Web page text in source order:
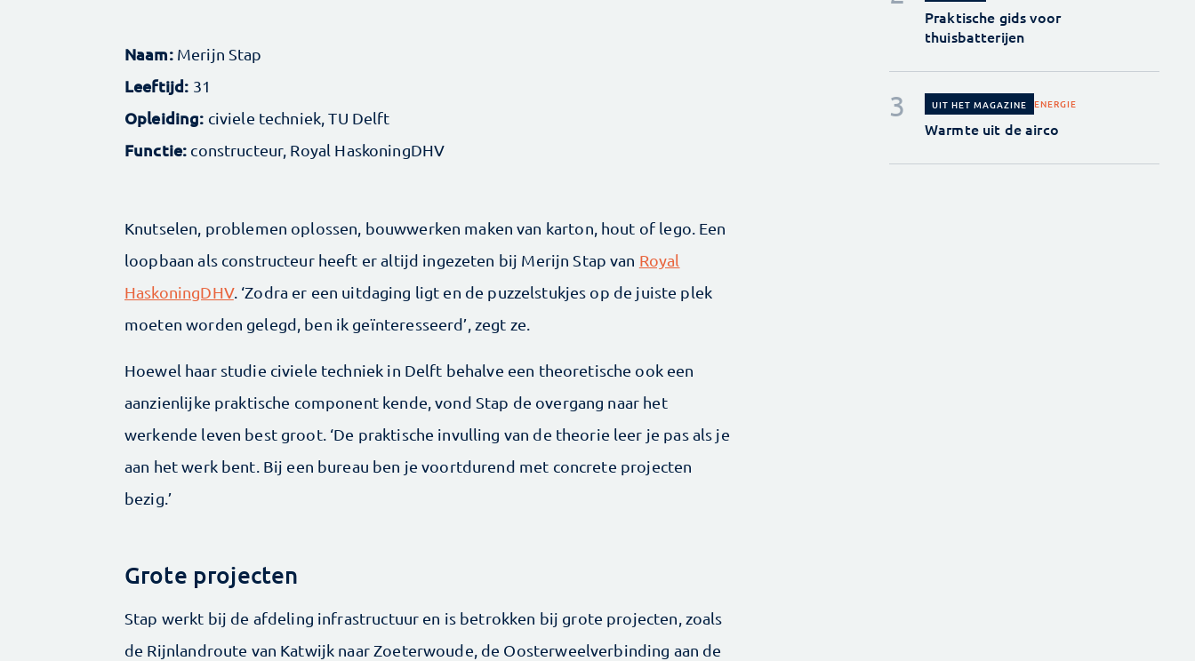
Naam: Merijn Stap
Leeftijd: 31
Opleiding: civiele techniek, TU Delft
Functie: constructeur, Royal HaskoningDHV
Knutselen, problemen oplossen, bouwwerken maken van karton, hout of lego. Een
loopbaan als constructeur heeft er altijd ingezeten bij Merijn Stap van Royal
HaskoningDHV. ‘Zodra er een uitdaging ligt en de puzzelstukjes op de juiste plek
moeten worden gelegd, ben ik geïnteresseerd’, zegt ze.
Hoewel haar studie civiele techniek in Delft behalve een theoretische ook een
aanzien­lijke praktische component kende, vond Stap de overgang naar het
werkende leven best groot. ‘De praktische invulling van de theorie leer je pas als je
aan het werk bent. Bij een bureau ben je voortdurend met concrete projecten
bezig.’
Grote projecten
Stap werkt bij de afdeling infrastructuur en is betrokken bij grote projecten, zoals
de Rijnlandroute van Katwijk naar Zoeterwoude, de Oosterweelverbinding aan de
Praktische gids voor
thuisbatterijen
UIT HET MAGAZINE ENERGIE
Warmte uit de airco